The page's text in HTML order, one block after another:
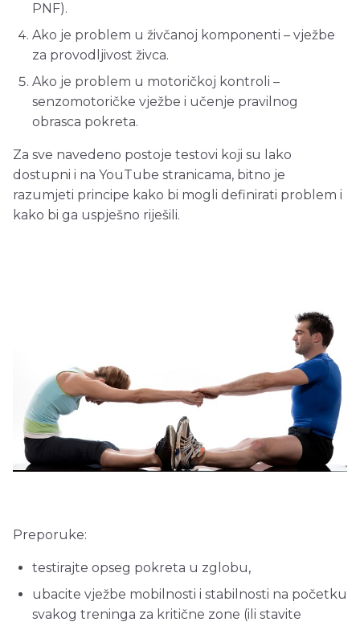
PNF).
Ako je problem u živčanoj komponenti – vježbe
za provodljivost živca.
Ako je problem u motoričkoj kontroli –
senzomotoričke vježbe i učenje pravilnog
obrasca pokreta.
Za sve navedeno postoje testovi koji su lako
dostupni i na YouTube stranicama, bitno je
razumjeti principe kako bi mogli definirati problem i
kako bi ga uspješno riješili.
Preporuke:
testirajte opseg pokreta u zglobu,
ubacite vježbe mobilnosti i stabilnosti na početku
svakog treninga za kritične zone (ili stavite